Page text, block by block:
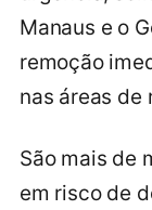
Manaus e o
remoção
nas áreas de
São mais de
em risco de